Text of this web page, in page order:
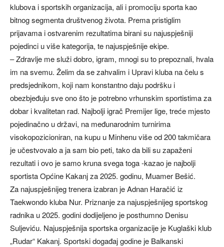
klubova i sportskih organizacija, ali i promociju sporta kao
bitnog segmenta društvenog života. Prema pristiglim
prijavama i ostvarenim rezultatima birani su najuspješniji
pojedinci u više kategorija, te najuspješnije ekipe.
– Zdravlje me služi dobro, igram, mnogi su to prepoznali, hvala
im na svemu. Želim da se zahvalim i Upravi kluba na čelu s
predsjednikom, koji nam konstantno daju podršku i
obezbjeđuju sve ono što je potrebno vrhunskim sportistima za
dobar i kvalitetan rad. Najbolji igrač Premijer lige, treće mjesto
pojedinačno u državi, na međunarodnim turnirima
visokopozicioniran, na kupu u Minhenu više od 200 takmičara
je učestvovalo a ja sam bio peti, tako da bili su zapaženi
rezultati i ovo je samo kruna svega toga -kazao je najbolji
sportista Općine Kakanj za 2025. godinu, Muamer Bešić.
Za najuspješnijeg trenera izabran je Adnan Haračić iz
Taekwondo kluba Nur. Priznanje za najuspješnijeg sportskog
radnika u 2025. godini dodijeljeno je posthumno Denisu
Suljeviću. Najuspješnija sportska organizacije je Kuglaški klub
„Rudar“ Kakanj. Sportski događaj godine je Balkanski